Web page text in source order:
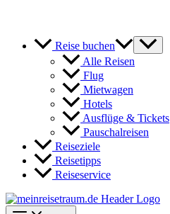
Reise buchen
Alle Reisen
Flug
Mietwagen
Hotels
Ausflüge & Tickets
Pauschalreisen
Reiseziele
Reisetipps
Reiseservice